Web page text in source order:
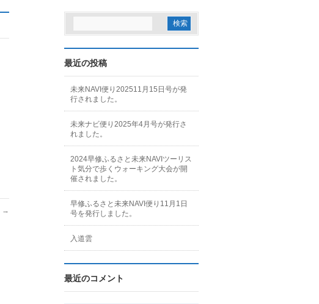
→
最近の投稿
未来NAVI便り202511月15日号が発
行されました。
未来ナビ便り2025年4月号が発行さ
れました。
2024早修ふるさと未来NAVIツーリス
ト気分で歩くウォーキング大会が開
催されました。
早修ふるさと未来NAVI便り11月1日
号を発行しました。
入道雲
最近のコメント